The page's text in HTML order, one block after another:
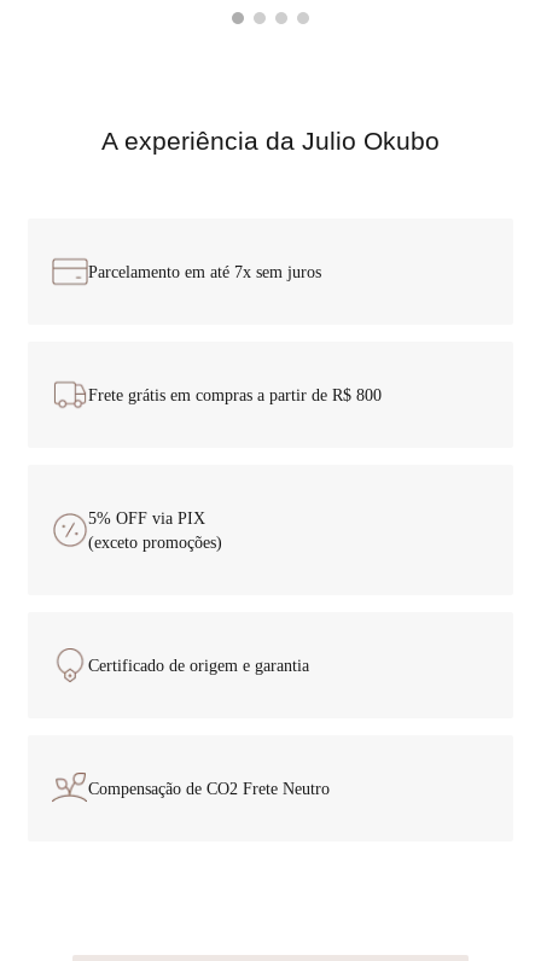
A experiência da Julio Okubo
Parcelamento em até7x sem juros
Frete grátis em compras a partir de
5% OFFvia PIX
(exceto promoções)
Certificadode origem e garantia
Compensação de CO2 Frete Neutro